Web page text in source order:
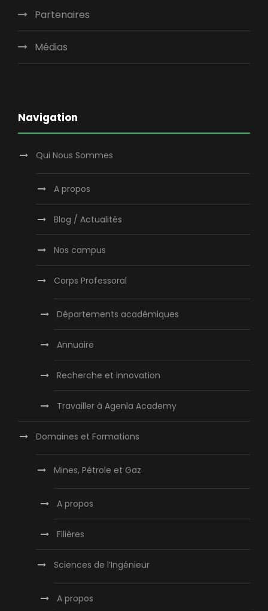
Partenaires
Médias
Navigation
Qui Nous Sommes
A propos
Blog / Actualités
Nos campus
Corps Professoral
Départements académiques
Annuaire
Recherche et innovation
Travailler à Agenla Academy
Domaines et Formations
Mines, Pétrole et Gaz
A propos
Filières
Sciences de l’Ingénieur
A propos